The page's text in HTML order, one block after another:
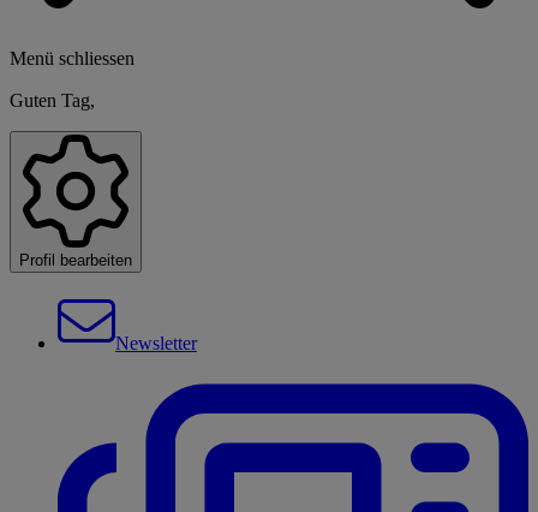
Menü schliessen
Guten Tag,
Profil bearbeiten
Newsletter